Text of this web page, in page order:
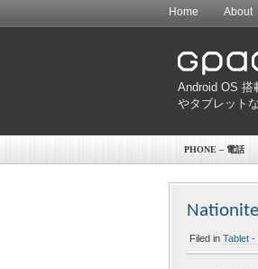
Home About
Android OS 搭
やタブレット
PHONE – 電話
Filed in Tablet -